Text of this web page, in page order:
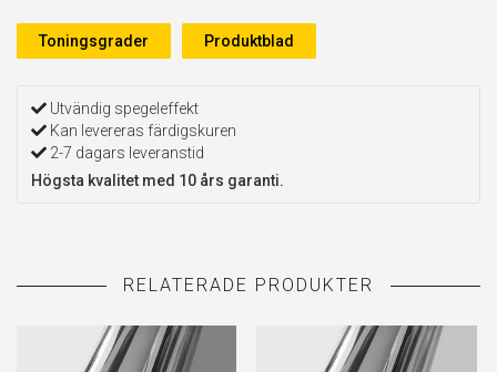
Toningsgrader Produktblad
Utvändig spegeleffekt
Kan levereras färdigskuren
2-7 dagars leveranstid
Högsta kvalitet med 10 års garanti.